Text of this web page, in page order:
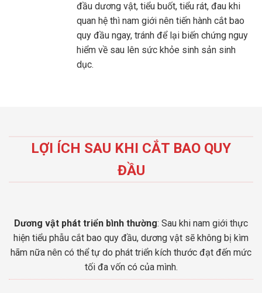
đầu dương vật, tiểu buốt, tiểu rát, đau khi
quan hệ thì nam giới nên tiến hành cắt bao
quy đầu ngay, tránh để lại biến chứng nguy
hiểm về sau lên sức khỏe sinh sản sinh
dục.
LỢI ÍCH SAU KHI CẮT BAO QUY
ĐẦU
Dương vật phát triển bình thường: Sau khi nam giới thực
hiện tiểu phẫu cắt bao quy đầu, dương vật sẽ không bị kìm
hãm nữa nên có thể tự do phát triển kích thước đạt đến mức
tối đa vốn có của mình.